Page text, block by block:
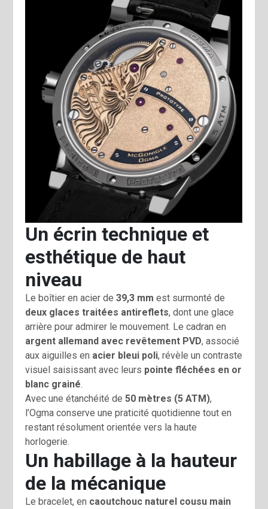
Un écrin technique et
esthétique de haut
niveau
Le boîtier en acier de39,3 mm est surmonté de
deux glaces traitées antireflets, dont une glace
arrière pour admirer le mouvement. Le cadran en
argent allemand avec revêtement PVD, associé
aux aiguilles en acier bleui poli, révèle un contraste
visuel saisissant avec leurs pointe fléchées en or
blanc grainé.
Avec une étanchéité de50 mètres (5 ATM),
l’Ogma conserve une praticité quotidienne tout en
restant résolument orientée vers la haute
horlogerie.
Un habillage à la hauteur
de la mécanique
Le bracelet, en caoutchouc naturel cousu main